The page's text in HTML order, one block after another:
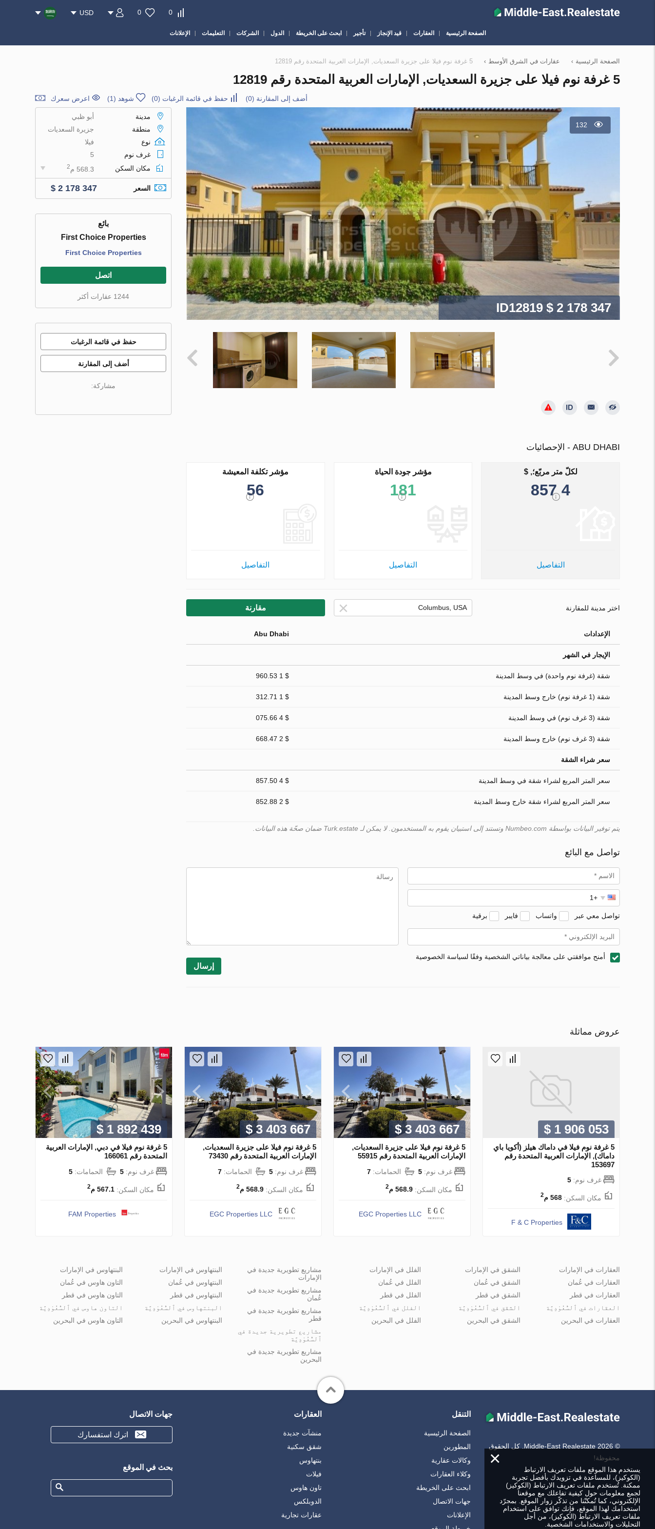
0
0
USD
الصفحة الرئيسية العقارات قيد الإنجاز تأجير ابحث على الخريطة الدول الشركات التعليمات الإعلانات
الصفحة الرئيسية › عقارات في الشرق الأوسط › 5 غرفة نوم فيلا على جزيرة السعديات, الإمارات العربية المتحدة رقم 12819
5 غرفة نوم فيلا على جزيرة السعديات, الإمارات العربية المتحدة رقم 12819
أضف إلى المقارنة (
0
) حفظ في قائمة الرغبات (
0
) شوهد (1) اعرض سعرك
132
ID12819 $ 2 178 347
ABU DHABI - الإحصائيات
لكلّ متر مربّع؛, $
4 857
التفاصيل
مؤشر جودة الحياة
181
التفاصيل
مؤشر تكلفة المعيشة
56
التفاصيل
اختر مدينة للمقارنة مقارنة
الإعدادات Abu Dhabi
الإيجار في الشهر
شقة (غرفة نوم واحدة) في وسط المدينة $ 1 960.53
شقة (1 غرفة نوم) خارج وسط المدينة $ 1 312.71
شقة (3 غرف نوم) في وسط المدينة $ 4 075.66
شقة (3 غرف نوم) خارج وسط المدينة $ 2 668.47
سعر شراء الشقة
سعر المتر المربع لشراء شقة في وسط المدينة $ 4 857.50
سعر المتر المربع لشراء شقة خارج وسط المدينة $ 2 852.88
يتم توفير البيانات بواسطة Numbeo.com وتستند إلى استبيان يقوم به المستخدمون. لا يمكن لـ Turk.estate ضمان صحّة هذه البيانات.
تواصل مع البائع
تواصل معي عبر واتساب فايبر برقية
أمنح موافقتي على معالجة بياناتي الشخصية وفقًا لسياسة الخصوصية
إرسال
مدينة
أبو ظبي
منطقة
جزيرة السعديات
نوع
فيلا
غرف نوم
5
مكان السكن
568.3 م 2
السعر $ 2 178 347
بائع
First Choice Properties
First Choice Properties
اتصل
1244 عقارات أكثر
حفظ في قائمة الرغبات
أضف إلى المقارنة
مشاركة:
عروض مماثلة
$ 1 906 053
5 غرفة نوم فيلا في داماك هيلز (أكويا باي
داماك), الإمارات العربية المتحدة رقم
153697
غرف نوم: 5
مكان السكن: 568 م 2
F & C Properties
$ 3 403 667
5 غرفة نوم فيلا على جزيرة السعديات,
الإمارات العربية المتحدة رقم 55915
غرف نوم: 5 الحمامات: 7
مكان السكن: 568.9 م 2
EGC Properties LLC
$ 3 403 667
5 غرفة نوم فيلا على جزيرة السعديات,
الإمارات العربية المتحدة رقم 73430
غرف نوم: 5 الحمامات: 7
مكان السكن: 568.9 م 2
EGC Properties LLC
$ 1 892 439
5 غرفة نوم فيلا في دبي, الإمارات العربية
المتحدة رقم 166061
غرف نوم: 5 الحمامات: 5
مكان السكن: 567.1 م 2
FAM Properties
العقارات في الإمارات
العقارات في عُمان
العقارات في قطر
العقارات في ٱلسُّعُوْدِيَّة
العقارات في البحرين
الشقق في الإمارات
الشقق في عُمان
الشقق في قطر
الشقق في ٱلسُّعُوْدِيَّة
الشقق في البحرين
الفلل في الإمارات
الفلل في عُمان
الفلل في قطر
الفلل في ٱلسُّعُوْدِيَّة
الفلل في البحرين
مشاريع تطويرية جديدة في
الإمارات
مشاريع تطويرية جديدة في
عُمان
مشاريع تطويرية جديدة في
قطر
مشاريع تطويرية جديدة في
ٱلسُّعُوْدِيَّة
مشاريع تطويرية جديدة في
البحرين
البنتهاوس في الإمارات
البنتهاوس في عُمان
البنتهاوس في قطر
البنتهاوس في ٱلسُّعُوْدِيَّة
البنتهاوس في البحرين
البنتهاوس في الإمارات
التاون هاوس في عُمان
التاون هاوس في قطر
التاون هاوس في ٱلسُّعُوْدِيَّة
التاون هاوس في البحرين
© Middle-East Realestate 2026. كل الحقوق
محفوظة!
التنقل
الصفحة الرئيسية
المطورين
وكالات عقارية
وكلاء العقارات
ابحث على الخريطة
جهات الاتصال
الإعلانات
العقارات
منشآت جديدة
شقق سكنية
بنتهاوس
فيلات
تاون هاوس
الدوبلكس
عقارات تجارية
جهات الاتصال
اترك استفسارك
بحث في الموقع ×
يستخدم هذا الموقع ملفات تعريف الارتباط
(الكوكيز)، للمساعدة في تزويدك بأفضل تجربة
ممكنة. تُستخدم ملفات تعريف الارتباط (الكوكيز)
لجمع معلومات حول كيفية تفاعلك مع موقعنا
الإلكتروني، كما تُمكنّنا من تذكّر زوار الموقع. بمجرّد
استخدامك لهذا الموقع، فإنك توافق على استخدام
ملفات تعريف الارتباط (الكوكيز)، من أجل
التحليلات والاستخدامات الشخصية.